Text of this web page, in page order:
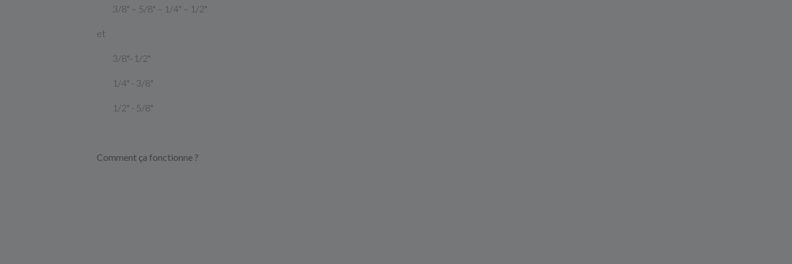
3/8" – 5/8" – 1/4" – 1/2"
et
3/8"–1/2"
1/4" - 3/8"
1/2" - 5/8"
Comment ça fonctionne ?